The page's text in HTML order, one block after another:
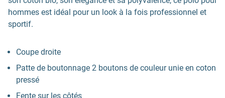
hommes est idéal pour un look à la fois professionnel et
sportif.
Coupe droite
Patte de boutonnage 2 boutons de couleur unie en coton
pressé
Fente sur les côtés